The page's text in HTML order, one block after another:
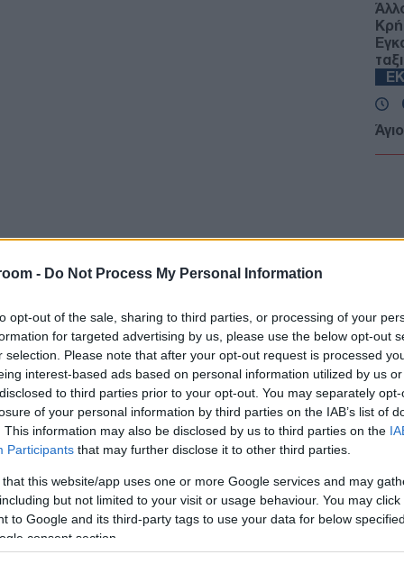
- Do Not Process My Personal Information
opt-out of the sale, sharing to third parties, or processing of your
for targeted advertising by us, please use the below opt-out
selection. Please note that after your opt-out request is processed
interest-based ads based on personal information utilized by us
to third parties prior to your opt-out. You may separately
of your personal information by third parties on the IAB’s list of
This information may also be disclosed by us to third parties on the
Participants that may further disclose it to other third parties.
that this website/app uses one or more Google services and may
but not limited to your visit or usage behaviour. You may
to Google and its third-party tags to use your data for below
consent section.
από